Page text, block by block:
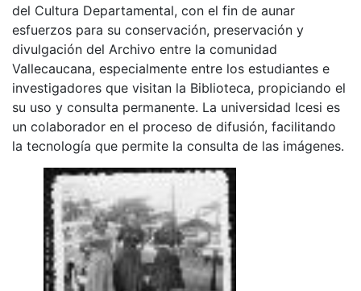
del Cultura Departamental, con el fin de aunar
esfuerzos para su conservación, preservación y
divulgación del Archivo entre la comunidad
Vallecaucana, especialmente entre los estudiantes e
investigadores que visitan la Biblioteca, propiciando el
su uso y consulta permanente. La universidad Icesi es
un colaborador en el proceso de difusión, facilitando
la tecnología que permite la consulta de las imágenes.